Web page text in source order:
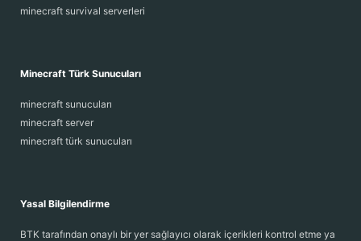
minecraft survival serverleri
Minecraft Türk Sunucuları
minecraft sunucuları
minecraft server
minecraft türk sunucuları
Yasal Bilgilendirme
BTK tarafından onaylı bir yer sağlayıcı olarak içerikleri kontrol etme ya